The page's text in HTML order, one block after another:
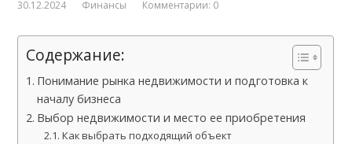
30.12.2024 Финансы Комментарии: 0
Содержание:
Понимание рынка недвижимости и подготовка к
началу бизнеса
Выбор недвижимости и место ее приобретения
Как выбрать подходящий объект